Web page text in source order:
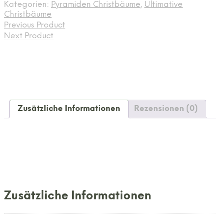
vom
Erzeuger
PEFC
zertifiziert
Kategorien: Pyramiden Christbäume, Ultimative
Christbäume
Previous Product
Next Product
Zusätzliche Informationen Rezensionen (0)
Zusätzliche Informationen